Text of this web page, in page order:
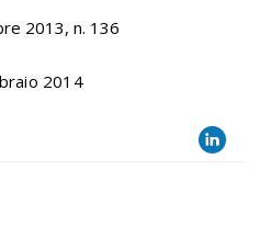
2013, n. 136
2014